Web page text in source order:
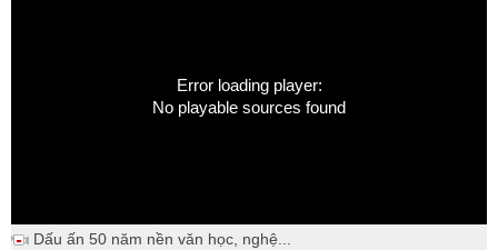
Error loading player:
No playable sources found
Dấu ấn 50 năm nền văn học, nghệ...